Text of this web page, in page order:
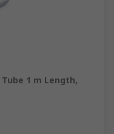
1 m Length,